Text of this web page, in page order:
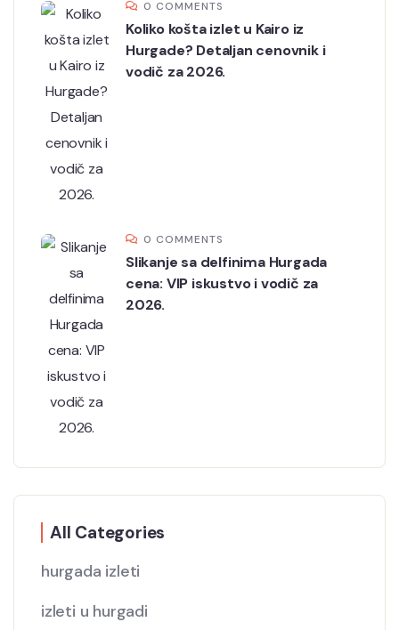
0 COMMENTS
Koliko košta izlet u Kairo iz
Hurgade? Detaljan cenovnik i
vodič za 2026.
0 COMMENTS
Slikanje sa delfinima Hurgada
cena: VIP iskustvo i vodič za
2026.
All Categories
hurgada izleti
izleti u hurgadi